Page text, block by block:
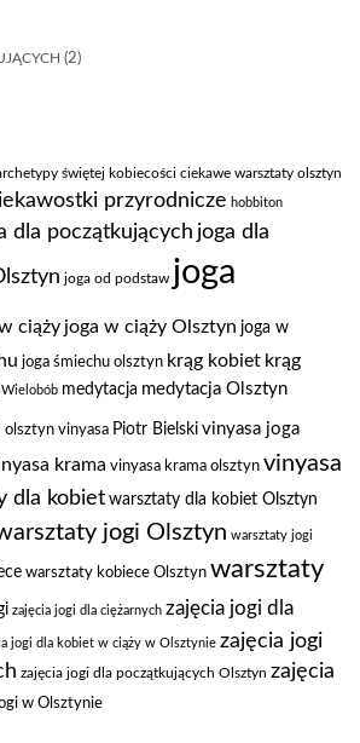
(2)
świętej kobiecości ciekawe warsztaty olsztyn
przyrodnicze hobbiton
dla początkujących joga dla
joga od podstaw joga
ciąży joga w ciąży Olsztyn joga w
joga śmiechu olsztyn krąg kobiet krąg
Wielobób medytacja medytacja Olsztyn
olsztyn vinyasa Piotr Bielski vinyasa joga
krama vinyasa krama olsztyn vinyasa
dla kobiet warsztaty dla kobiet Olsztyn
jogi Olsztyn warsztaty jogi
warsztaty kobiece Olsztyn warsztaty
zajęcia jogi dla ciężarnych zajęcia jogi dla
jogi dla kobiet w ciąży w Olsztynie zajęcia jogi
zajęcia jogi dla początkujących Olsztyn zajęcia
w Olsztynie